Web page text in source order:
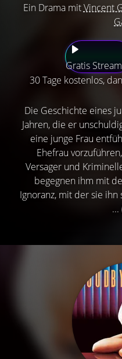
Ein Drama mitVincent
Gratis
30 Tage kostenlos,
Die Geschichte eines
Jahren, die er
eine junge Frau
Ehefrau
Versager und
begegnen ihm mit
Ignoranz, mit der sie
...